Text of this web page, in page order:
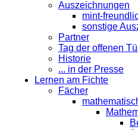
Auszeichnungen
mint-
sonstige
Partner
Tag der offenen
Historie
... in der Presse
Lernen am Fichte
Fächer